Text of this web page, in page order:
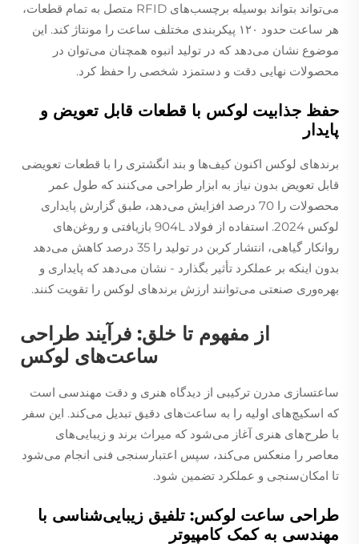
می‌تواند بتواند بوسیله برچسب‌های RFID متصل به تمام قطعات،
هر ساعت حدود ۱۲۰ پیکربندی مختلف ساعت را مونتاژ کند. این
موضوع نشان می‌دهد که در تولید انبوه همچنان می‌توان در
محصولات نهایی دقت و دستمزد شخصی را حفظ کرد.
حفظ جذابیت لوکس با قطعات قابل تعویض و
پایدار
برندهای لوکس اکنون کیف‌ها و بند انگشتری را با قطعات تعویضی
قابل تعویض بدون نیاز به ابزار طراحی می‌کنند که طول عمر
محصولات را 70 درصد افزایش می‌دهد، طبق گزارش پایداری
لوکس 2024. استفاده از فولاد 904L بازیافتی و روغن‌های
روانکار گیاهی، انتشار کربن در تولید را 35 درصد کاهش می‌دهد
بدون اینکه بر عملکرد تأثیر بگذارد - نشان می‌دهد که پایداری و
بهره‌وری صنعتی می‌توانند ارزش برندهای لوکس را تقویت کنند.
از مفهوم تا خلق: فرآیند طراحی
ساعت‌های لوکس
ساعتسازی مدرن ترکیبی از دیدگاه هنری و دقت مهندسی است
که اسکیچ‌های اولیه را به ساعت‌های دقیق تبدیل می‌کند. این سفر
با طرح‌های هنری آغاز می‌شود که میراث برند و زیبایی‌های
معاصر را منعکس می‌کند، سپس اعتبارسنجی فنی انجام می‌شود
تا امکان‌سنجی و عملکرد تضمین شود.
طراحی ساعت لوکس: تلفیق زیبایی‌شناسی با
مهندسی به کمک کامپیوتر